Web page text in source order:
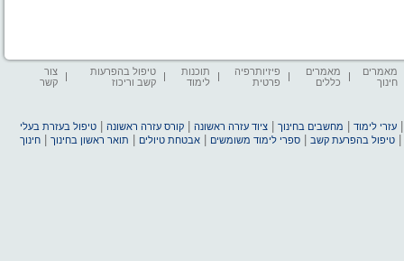
מאמרים
חינוך
מאמרים
כללים
פיזיותרפיה
פרטית
תוכנות
לימוד
טיפול בהפרעות
קשב וריכוז
צור
קשר
עזרי לימוד מחשבים בחינוך |ציוד עזרה ראשונה |קורס עזרה ראשונה |טיפול בעזרת בעלי
|טיפול בהפרעת קשב |ספרי לימוד משומשים |אבטחת טיולים תואר ראשון בחינוך |חינוך